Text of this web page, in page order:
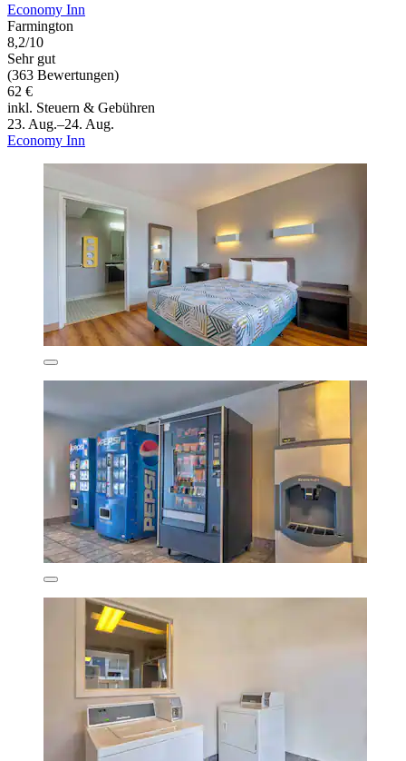
Economy Inn
Farmington
8,2/10
Sehr gut
(363 Bewertungen)
62 €
inkl. Steuern & Gebühren
23. Aug.–24. Aug.
Economy Inn